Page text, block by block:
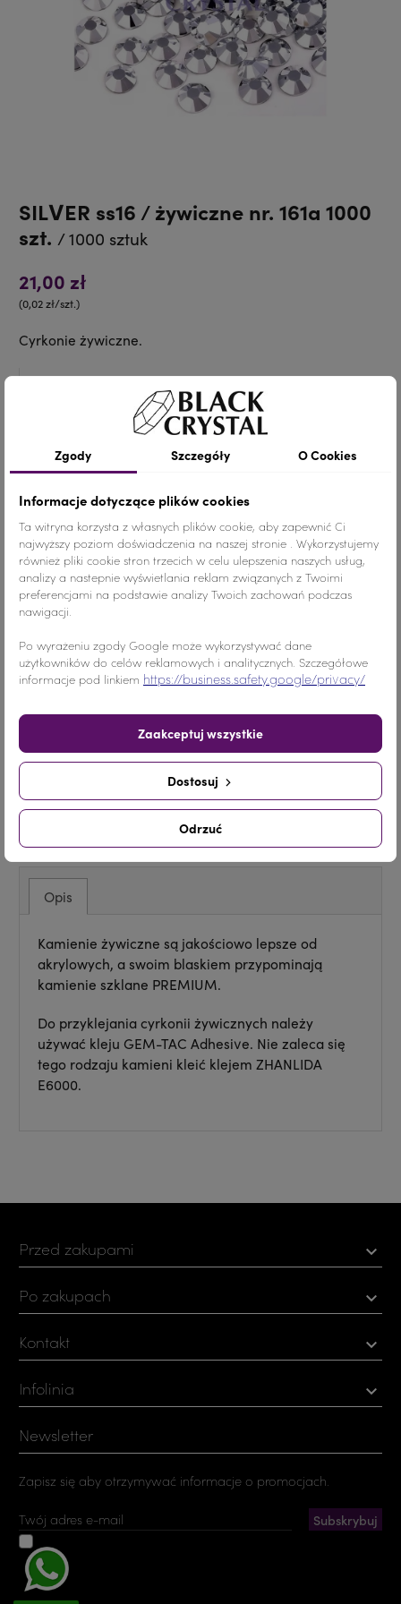
SILVER ss16 / żywiczne nr. 161a 1000
szt. / 1000 sztuk
21,00 zł
(0,02 zł/szt.)
Cyrkonie żywiczne.
Szczegóły produktu
Kolor Srebrny
Materiał Żywica
Wymiary ss20 / 4.60-4.80 mm
Ilość
Nr.Kategorii 161a
Udostępnij
UdostępnijTweetujPinterest
Opis
Kamienie żywiczne są jakościowo lepsze od
akrylowych, a swoim blaskiem przypominają
kamienie szklane PREMIUM.
Do przyklejania cyrkonii żywicznych należy
używać kleju GEM-TAC Adhesive. Nie zaleca się
tego rodzaju kamieni kleić klejem ZHANLIDA
E6000.
Przed zakupami 
Po zakupach 
Kontakt 
Infolinia 
Zgody Szczegóły O Cookies
Informacje dotyczące plików cookies
Ta witryna korzysta z własnych plików cookie, aby zapewnić Ci
najwyższy poziom doświadczenia na naszej stronie . Wykorzystujemy
również pliki cookie stron trzecich w celu ulepszenia naszych usług,
analizy a nastepnie wyświetlania reklam związanych z Twoimi
preferencjami na podstawie analizy Twoich zachowań podczas
nawigacji.
Po wyrażeniu zgody Google może wykorzystywać dane
użytkowników do celów reklamowych i analitycznych. Szczegółowe
informacje pod linkiem https://business.safety.google/privacy/
Odrzuć
Dostosuj
Zaakceptuj wszystkie
Newsletter
Zapisz się aby otrzymywać informacje o promocjach.
prywatności
Możesz zrezygnować w każdej chwili. W tym celu należy odnaleźć